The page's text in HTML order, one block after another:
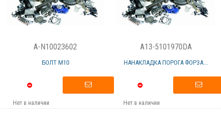
A-N10023602
БОЛТ М10
Нет в наличии
A13-5101970DA
НАНАКЛАДКА ПОРОГА ФОРЗА...
Нет в наличии